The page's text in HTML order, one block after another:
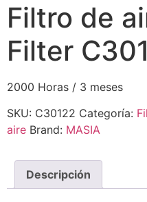
Filtro de
Filter
2000 Horas / 3 meses
SKU: C30122 Categoría:
aire Brand: MASIA
Descripción